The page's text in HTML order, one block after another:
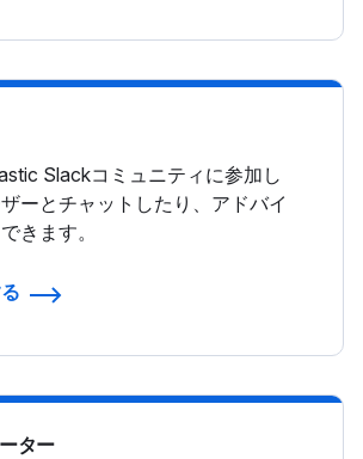
Slackコミュニティに参加し
ーとチャットしたり、アドバイ
きます。
ター